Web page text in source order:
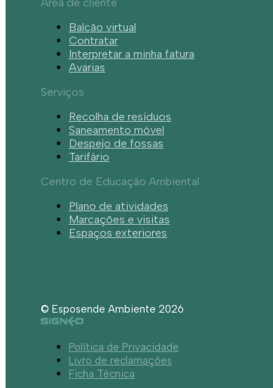
Balcão virtual
Contratar
Interpretar a minha fatura
Avarias
Serviços
Recolha de resíduos
Saneamento móvel
Despejo de fossas
Tarifário
Centro de Educação Ambiental
Plano de atividades
Marcações e visitas
Espaços exteriores
© Esposende Ambiente 2026
Política de Privacidade
Livro de reclamações
Ficha Técnica